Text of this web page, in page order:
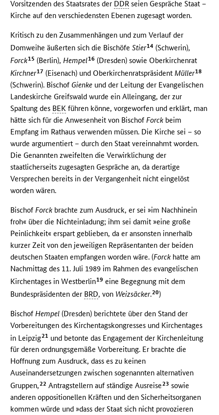
Vorsitzenden des Staatsrates der DDR seien Gespräche Staat –
Kirche auf den verschiedensten Ebenen zugesagt worden.
Kritisch zu den Zusammenhängen und zum Verlauf der
Domweihe äußerten sich die BischöfeStier14 (Schwerin),
Forck15 (Berlin),Hempel16 (Dresden) sowie Oberkirchenrat
Kirchner17 (Eisenach) und OberkirchenratspräsidentMüller18
(Schwerin). Bischof Gienke und der Leitung der Evangelischen
Landeskirche Greifswald wurde ein Alleingang, der zur
Spaltung des BEK führen könne, vorgeworfen und erklärt, man
hätte sich für die Anwesenheit von BischofForck beim
Empfang im Rathaus verwenden müssen. Die Kirche sei – so
wurde argumentiert – durch den Staat vereinnahmt worden.
Die Genannten zweifelten die Verwirklichung der
staatlicherseits zugesagten Gespräche an, da derartige
Versprechen bereits in der Vergangenheit nicht eingelöst
worden wären.
BischofForck brachte zum Ausdruck, er sei »im Nachhinein
froh« über die Nichteinladung; ihm sei damit »eine große
Peinlichkeit« erspart geblieben, da er ansonsten innerhalb
kurzer Zeit von den jeweiligen Repräsentanten der beiden
deutschen Staaten empfangen worden wäre. (Forck hatte am
Nachmittag des 11. Juli 1989 im Rahmen des evangelischen
Kirchentages in Westberlin19 eine Begegnung mit dem
Bundespräsidenten der BRD, von Weizsäcker.20)
Bischof Hempel (Dresden) berichtete über den Stand der
Vorbereitungen des Kirchentagskongresses und Kirchentages
in Leipzig21 und betonte das Engagement der Kirchenleitung
für deren ordnungsgemäße Vorbereitung. Er brachte die
Hoffnung zum Ausdruck, dass es zu keinen
Auseinandersetzungen zwischen sogenannten alternativen
Gruppen,22 Antragstellern auf ständige Ausreise23 sowie
anderen oppositionellen Kräften und den Sicherheitsorganen
kommen würde und »dass der Staat sich nicht provozieren